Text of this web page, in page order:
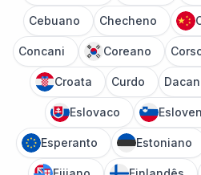
Cebuano Checheno
Concani Coreano
Croata Curdo
Eslovaco
Esperanto Estoniano